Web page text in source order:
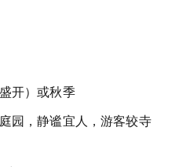
开）或秋季
园，静谧宜人，游客较寺